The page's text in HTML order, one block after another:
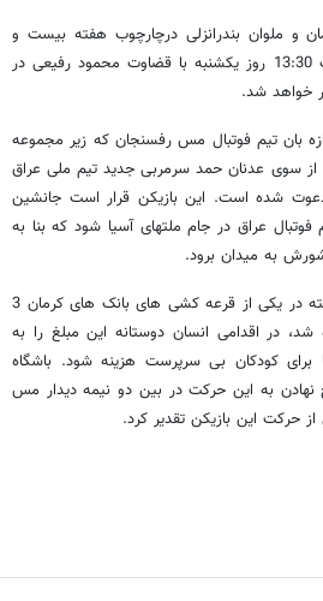
و ملوان بندرانزلی درچارچوب هفته بیست و
دوم رقابت های لیگ برتر ساعت 13:30 روز یکشنبه با قضاوت محمود رفیعی در
خواهد شد.
بان تیم فوتبال مس رفسنجان که زیر مجموعه
سوی عدنان حمد سرمربی جدید تیم ملی عراق
شده است. این بازیکن قرار است جانشین
عراق در جام ملتهای آسیا شود که بنا به
به میدان برود.
همچنین ابوالهیل که هفته گذشته در یکی از قرعه کشی های بانک های کرمان 3
شد، در اقدامی انسان دوستانه این مبلغ را به
برای کودکان بی سرپرست هزینه شود. باشگاه
به این حرکت در بین دو نیمه دیدار مس
حرکت این بازیکن تقدیر کرد.